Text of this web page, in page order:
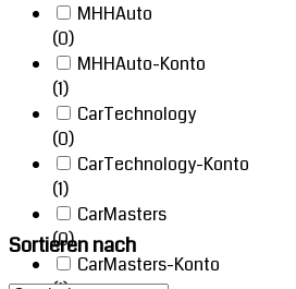
MHHAuto
(0)
MHHAuto-Konto
(1)
CarTechnology
(0)
CarTechnology-Konto
(1)
CarMasters
(0)
CarMasters-Konto
Sortieren nach